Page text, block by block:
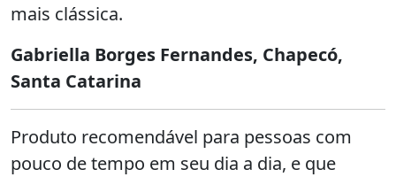
mais clássica.
Gabriella Borges Fernandes, Chapecó,
Santa Catarina
Produto recomendável para pessoas com
pouco de tempo em seu dia a dia, e que